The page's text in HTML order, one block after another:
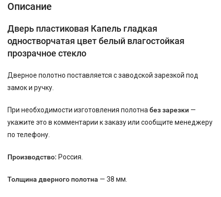
Описание
Дверь пластиковая Капель гладкая
одностворчатая цвет белый влагостойкая
прозрачное стекло
Дверное полотно поставляется с заводской зарезкой под
замок и ручку.
При необходимости изготовления полотна без зарезки —
укажите это в комментарии к заказу или сообщите менеджеру
по телефону.
Производство: Россия.
Толщина дверного полотна — 38 мм.